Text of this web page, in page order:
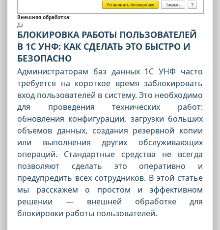
Внешняя обработка:
Да
БЛОКИРОВКА РАБОТЫ ПОЛЬЗОВАТЕЛЕЙ
В 1С УНФ: КАК СДЕЛАТЬ ЭТО БЫСТРО И
БЕЗОПАСНО
Администраторам баз данных 1С УНФ часто
требуется на короткое время заблокировать
вход пользователей в систему. Это необходимо
для проведения технических работ:
обновления конфигурации, загрузки больших
объемов данных, создания резервной копии
или выполнения других обслуживающих
операций. Стандартные средства не всегда
позволяют сделать это оперативно и
предупредить всех сотрудников. В этой статье
мы расскажем о простом и эффективном
решении — внешней обработке для
блокировки работы пользователей.